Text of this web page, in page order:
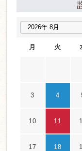
月 火
3 4
10 11
17 18